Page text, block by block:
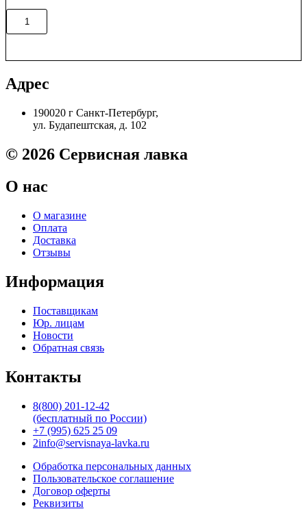
Количество
товара
DK-
150//DK-
170
1028MFP
Life)
S'tech
Адрес
190020 г Санкт-Петербург,
ул. Будапештская, д. 102
© 2026 Сервисная лавка
О нас
О магазине
Оплата
Доставка
Отзывы
Информация
Поставщикам
Юр. лицам
Новости
Обратная связь
Контакты
8(800) 201-12-42
(бесплатный по России)
+7 (995) 625 25 09
2info@servisnaya-lavka.ru
Обработка персональных данных
Пользовательское соглашение
Договор оферты
Реквизиты